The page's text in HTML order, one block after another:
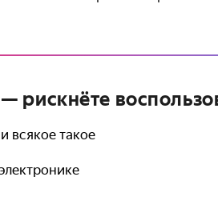
рискнёте
всякое такое